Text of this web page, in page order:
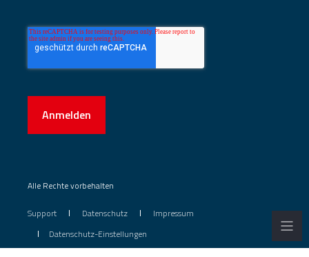
Anmelden
Alle Rechte vorbehalten
Support Datenschutz
Impressum
Datenschutz-Einstellungen